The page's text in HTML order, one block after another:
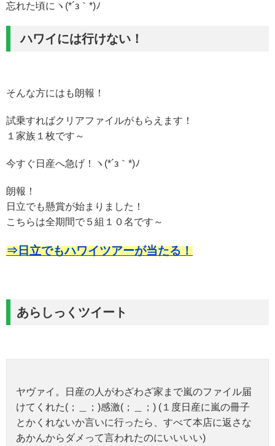
忘れた頃にヽ(*´з｀*)ﾉ
ハワイには行けない！
そんな方にはも朗報！
試乗すればクリアファイルがもらえます！
１家族１枚です～
今すぐ日産へ急げ！ヽ(*´з｀*)ﾉ
朗報！
日立でも懸賞が始まりました！
こちらは全期間で５組１０名です～
⇒日立でもハワイツアーが当たる！
あらしっくツイート
ヤヴァイ。日産の人がわざわざ家まで嵐のファイル届
けてくれた(；＿；)感激(；＿；) (１度日産に嵐の冊子
とかくれないか言いに行ったら、すべて本店に返さな
あかんからダメって言われたのにいいいい)